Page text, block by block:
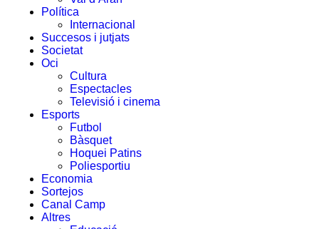
Política
Internacional
Succesos i jutjats
Societat
Oci
Cultura
Espectacles
Televisió i cinema
Esports
Futbol
Bàsquet
Hoquei Patins
Poliesportiu
Economia
Sortejos
Canal Camp
Altres